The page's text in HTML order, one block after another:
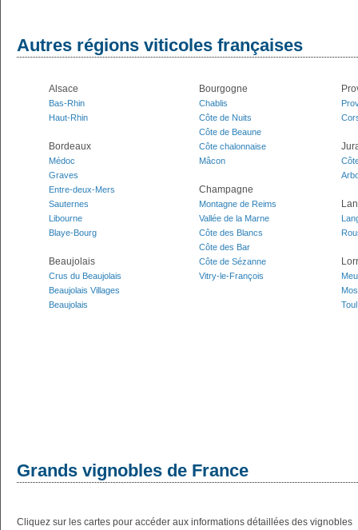
Autres régions viticoles françaises
Alsace
Bas-Rhin
Haut-Rhin
Bordeaux
Médoc
Graves
Entre-deux-Mers
Sauternes
Libourne
Blaye-Bourg
Beaujolais
Crus du Beaujolais
Beaujolais Villages
Beaujolais
Bourgogne
Chablis
Côte de Nuits
Côte de Beaune
Côte chalonnaise
Mâcon
Champagne
Montagne de Reims
Vallée de la Marne
Côte des Blancs
Côte des Bar
Côte de Sézanne
Vitry-le-François
Toul
Grands vignobles de France
Cliquez sur les cartes pour accéder aux informations détaillées des vignobles